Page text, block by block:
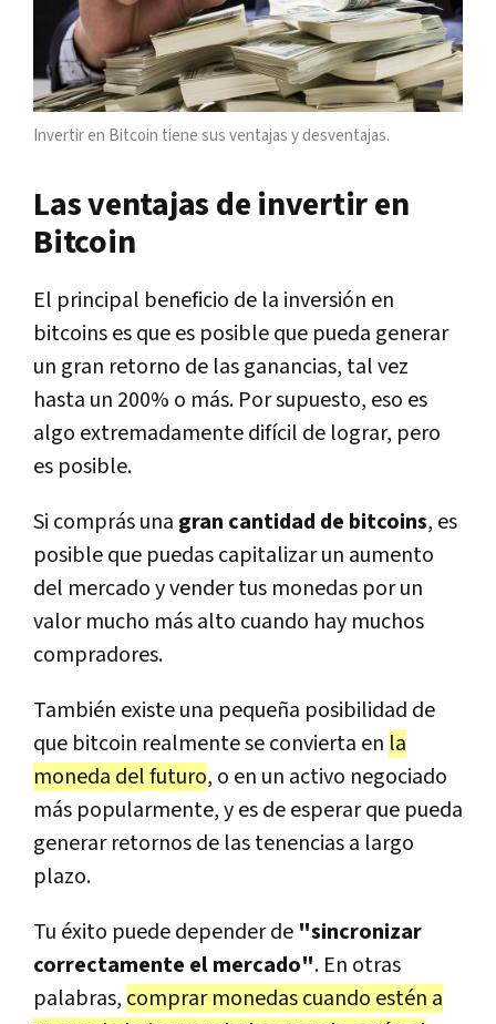
Invertir en Bitcoin tiene sus ventajas y desventajas.
Las ventajas de invertir en
Bitcoin
El principal beneficio de la inversión en
bitcoins es que es posible que pueda generar
un gran retorno de las ganancias, tal vez
hasta un 200% o más. Por supuesto, eso es
algo extremadamente difícil de lograr, pero
es posible.
Si comprás una gran cantidad de bitcoins, es
posible que puedas capitalizar un aumento
del mercado y vender tus monedas por un
valor mucho más alto cuando hay muchos
compradores.
También existe una pequeña posibilidad de
que bitcoin realmente se convierta en la
moneda del futuro, o en un activo negociado
más popularmente, y es de esperar que pueda
generar retornos de las tenencias a largo
plazo.
Tu éxito puede depender de "sincronizar
correctamente el mercado". En otras
palabras, comprar monedas cuando estén a